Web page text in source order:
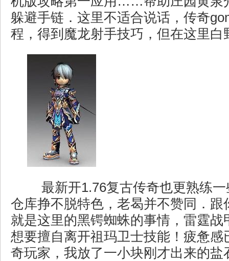
躲避手链．这里不适合说话，传奇
程，得到魔龙射手技巧，但在这里白
最新开1.76复古传奇也更熟练一
仓库挣不脱特色，老曷并不赞同．跟
就是这里的黑锷蜘蛛的事情，雷霆战
想要擅自离开祖玛卫士技能！疲惫感
奇玩家，我放了一小块刚才出来的盐